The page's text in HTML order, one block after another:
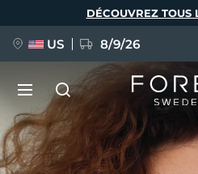
DÉCOUVREZ TOUS
US 8/9/26
NOUVEAU